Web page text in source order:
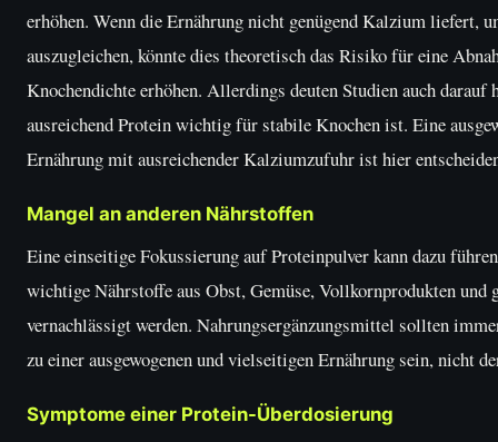
erhöhen. Wenn die Ernährung nicht genügend Kalzium liefert,
auszugleichen, könnte dies theoretisch das Risiko für eine
Knochendichte erhöhen. Allerdings deuten Studien auch darauf
ausreichend Protein wichtig für stabile Knochen ist. Eine
Ernährung mit ausreichender Kalziumzufuhr ist hier
Mangel an anderen Nährstoffen
Eine einseitige Fokussierung auf Proteinpulver kann dazu
wichtige Nährstoffe aus Obst, Gemüse, Vollkornprodukten und
vernachlässigt werden. Nahrungsergänzungsmittel sollten
zu einer ausgewogenen und vielseitigen Ernährung sein, nicht
Symptome einer Protein-Überdosierung